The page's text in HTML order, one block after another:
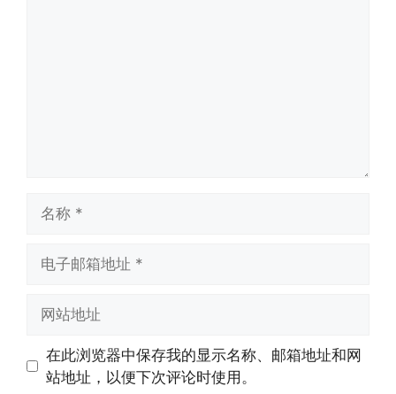
址
址
在此浏览器中保存我的显示名称、邮箱地址和网
站地址，以便下次评论时使用。